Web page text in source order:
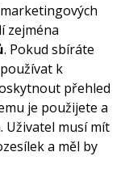
zejména
. Pokud sbíráte
k
přehled
je použijete a
Uživatel musí mít
a měl by